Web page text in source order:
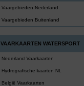
Vaargebieden Nederland
Vaargebieden Buitenland
VAARKAARTEN WATERSPORT
Nederland Vaarkaarten
Hydrografische kaarten NL
België Vaarkaarten